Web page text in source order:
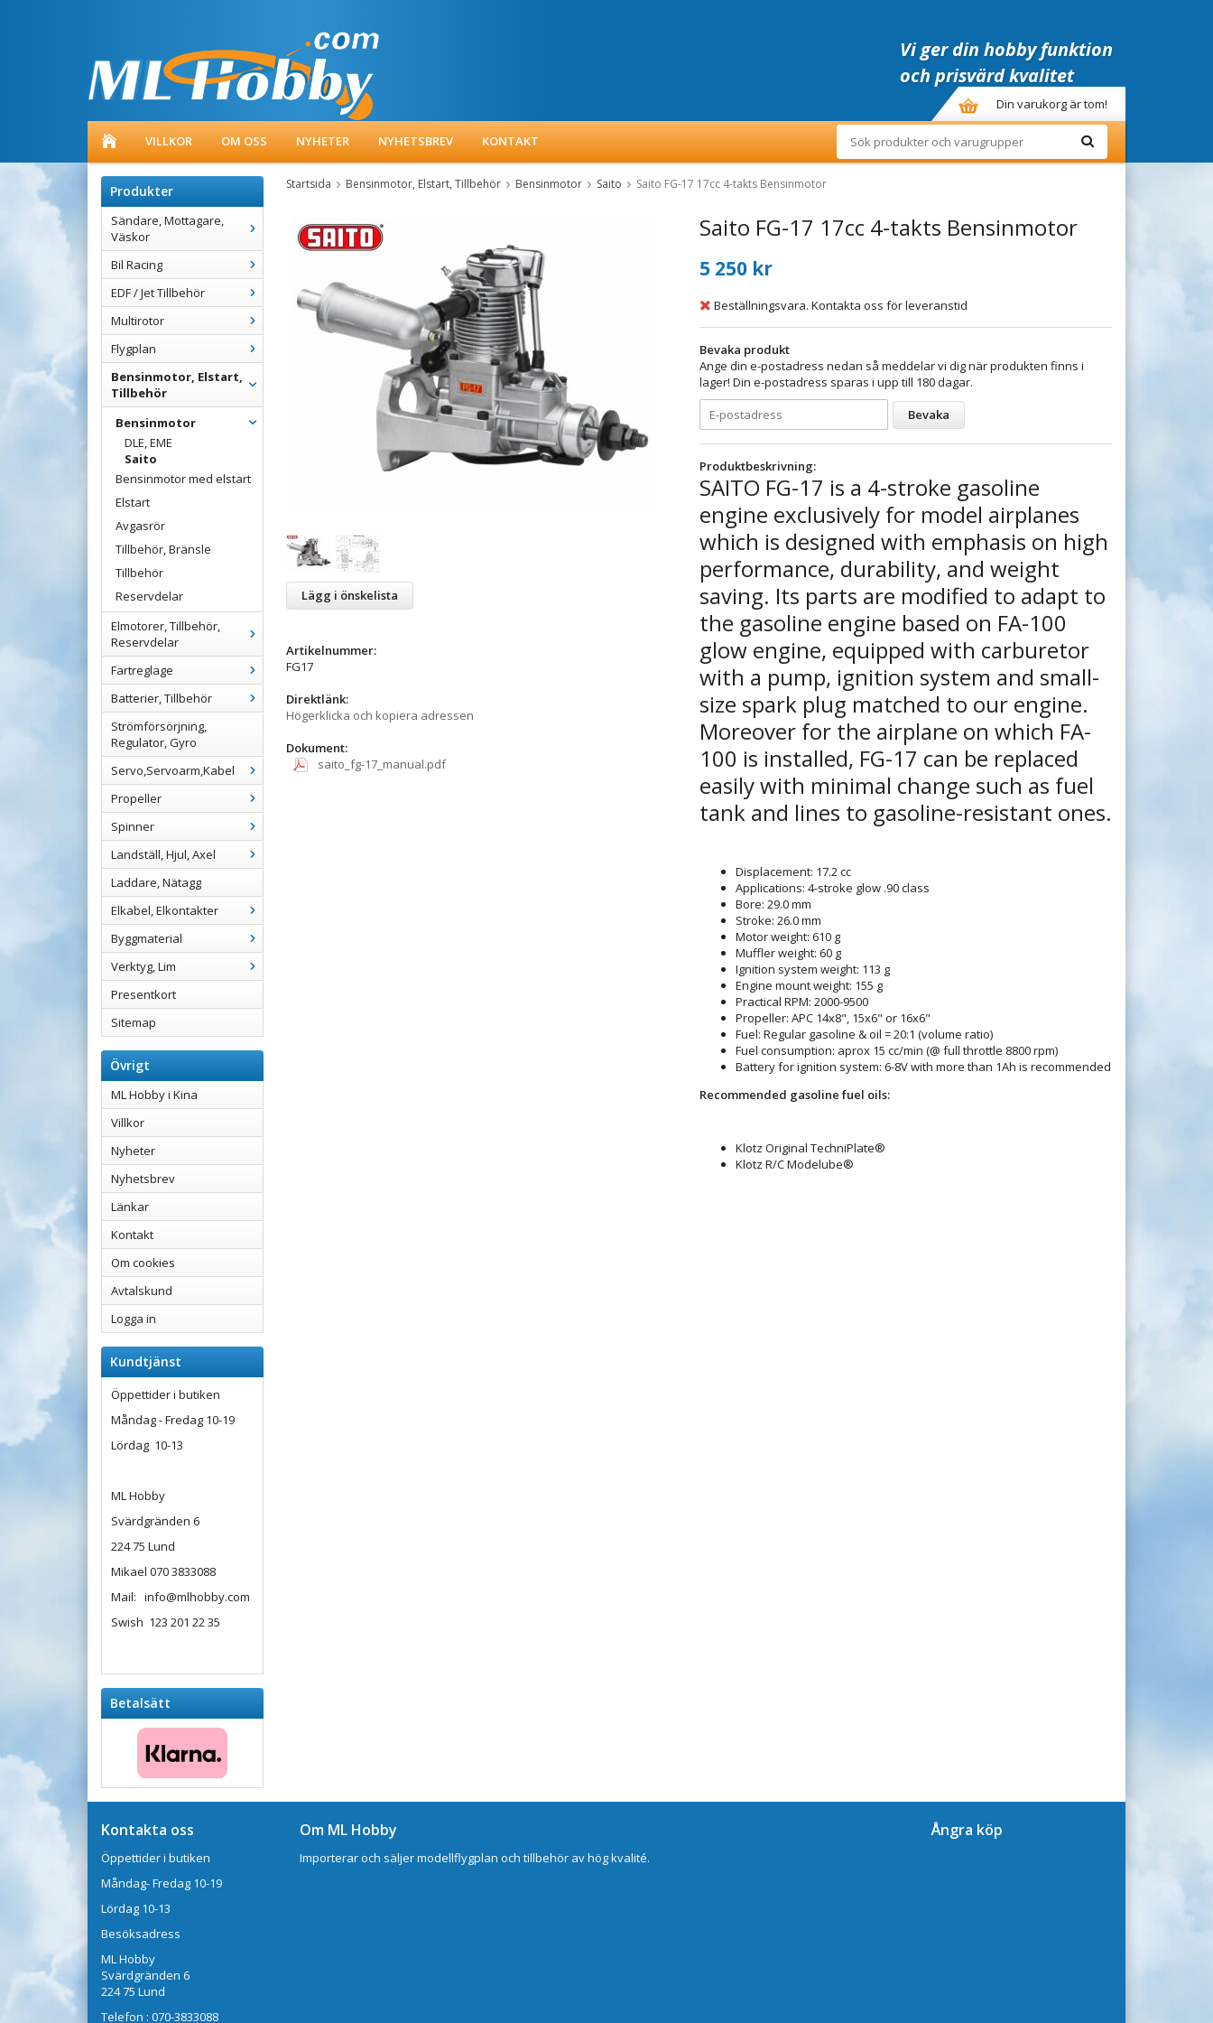
Vi ger din hobby funktion
och prisvärd kvalitet
Din varukorg är tom!
VILLKOR OM OSS NYHETER NYHETSBREV KONTAKT
Produkter
Sändare, Mottagare,
Väskor
Bil Racing
EDF / Jet Tillbehör
Multirotor
Flygplan
Bensinmotor, Elstart,
Tillbehör
Bensinmotor
DLE, EME
Saito
Bensinmotor med elstart
Elstart
Avgasrör
Tillbehör, Bränsle
Tillbehör
Reservdelar
Elmotorer, Tillbehör,
Reservdelar
Fartreglage
Batterier, Tillbehör
Strömförsörjning,
Regulator, Gyro
Servo,Servoarm,Kabel
Propeller
Spinner
Landställ, Hjul, Axel
Laddare, Nätagg
Elkabel, Elkontakter
Byggmaterial
Verktyg, Lim
Presentkort
Sitemap
Övrigt
ML Hobby i Kina
Villkor
Nyheter
Nyhetsbrev
Länkar
Kontakt
Om cookies
Avtalskund
Logga in
Kundtjänst
Öppettider i butiken
Måndag - Fredag 10-19
Lördag 10-13
ML Hobby
Svärdgränden 6
224 75 Lund
Mikael 070 3833088
Mail: info@mlhobby.com
Swish 123 201 22 35
Betalsätt
Startsida Bensinmotor, Elstart, Tillbehör Bensinmotor Saito Saito FG-17 17cc 4-takts Bensinmotor
Saito FG-17 17cc 4-takts Bensinmotor
5 250 kr
Beställningsvara. Kontakta oss för leveranstid
Bevaka produkt
Ange din e-postadress nedan så meddelar vi dig när produkten finns i
lager! Din e-postadress sparas i upp till 180 dagar.
Bevaka
Produktbeskrivning:
SAITO FG-17 is a 4-stroke gasoline
engine exclusively for model airplanes
which is designed with emphasis on high
performance, durability, and weight
saving. Its parts are modified to adapt to
the gasoline engine based on FA-100
glow engine, equipped with carburetor
with a pump, ignition system and small-
size spark plug matched to our engine.
Moreover for the airplane on which FA-
100 is installed, FG-17 can be replaced
easily with minimal change such as fuel
tank and lines to gasoline-resistant ones.
Displacement: 17.2 cc
Applications: 4-stroke glow .90 class
Bore: 29.0 mm
Stroke: 26.0 mm
Motor weight: 610 g
Muffler weight: 60 g
Ignition system weight: 113 g
Engine mount weight: 155 g
Practical RPM: 2000-9500
Propeller: APC 14x8", 15x6" or 16x6"
Fuel: Regular gasoline & oil = 20:1 (volume ratio)
Fuel consumption: aprox 15 cc/min (@ full throttle 8800 rpm)
Battery for ignition system: 6-8V with more than 1Ah is recommended
Recommended gasoline fuel oils:
Klotz Original TechniPlate®
Klotz R/C Modelube®
Lägg i önskelista
Artikelnummer:
FG17
Direktlänk:
Högerklicka och kopiera adressen
Dokument:
saito_fg-17_manual.pdf
Kontakta oss
Öppettider i butiken
Måndag- Fredag 10-19
Lördag 10-13
Besöksadress
ML Hobby
Svärdgränden 6
224 75 Lund
Telefon : 070-3833088
Ångra köp
Om ML Hobby
Importerar och säljer modellflygplan och tillbehör av hög kvalité.